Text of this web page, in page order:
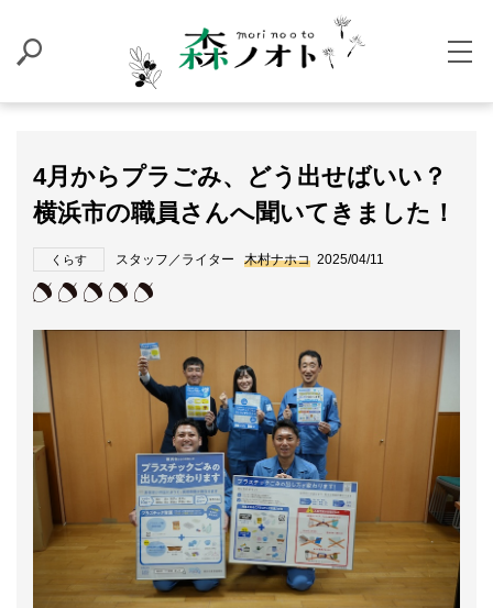
4月からプラごみ、どう出せばいい？
横浜市の職員さんへ聞いてきました！
くらす スタッフ／ライター 木村ナホコ 2025/04/11